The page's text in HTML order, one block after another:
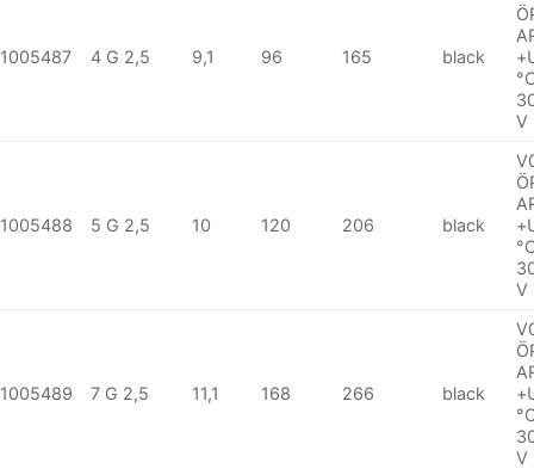
1005487 4 G 2,5 9,1 96 165 black
V
1005488 5 G 2,5 10 120 206 black
V
1005489 7 G 2,5 11,1 168 266 black
V